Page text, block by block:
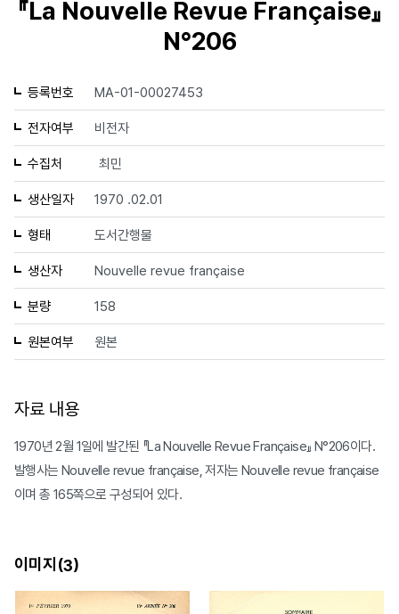
『La Nouvelle Revue Française』
N°206
등록번호 MA-01-00027453
전자여부 비전자
수집처 최민
생산일자 1970 .02.01
형태 도서간행물
생산자 Nouvelle revue française
분량 158
원본여부 원본
자료 내용
1970년 2월 1일에 발간된 『La Nouvelle Revue Française』 N°206이다.
발행사는 Nouvelle revue française, 저자는 Nouvelle revue française
이며 총 165쪽으로 구성되어 있다.
이미지(3)